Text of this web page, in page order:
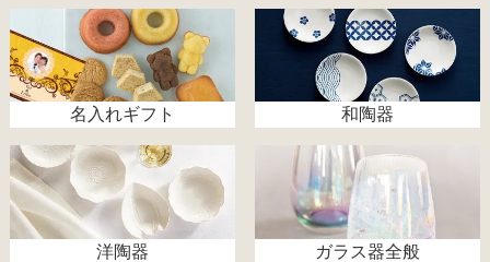
名入れギフト 和陶器
洋陶器 ガラス器全般